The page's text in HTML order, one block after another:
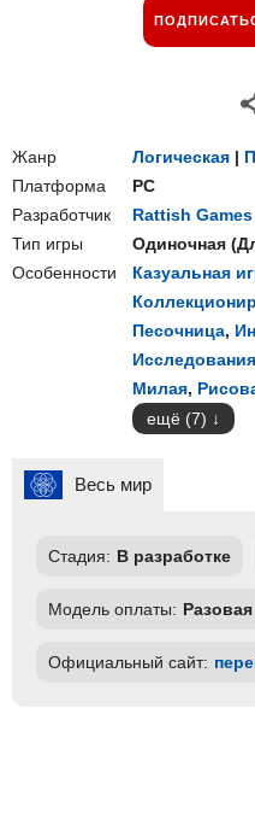
Жанр Логическая |
Платформа
PC
Разработчик
Rattish Games
Тип игры
Одиночная (
Особенности
Казуальная
Песочница,
Исследования
Милая,
ещё (7)
Весь мир
Стадия: В разработке
Модель оплаты:
Официальный сайт: